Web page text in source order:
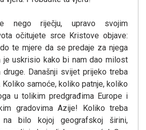
nego riječju, upravo svojim
očitujete srce Kristove objave:
te mjere da se predaje za njega
je uskrisio kako bi nam dao milost
Današnji svijet prijeko treba
Koliko samoće, koliko patnje, koliko
u tolikim predgrađima Europe i
gradovima Azije! Koliko treba
na bilo kojoj geografskoj širini,